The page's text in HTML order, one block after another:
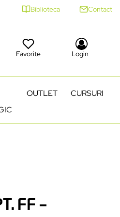
Biblioteca Contact
Favorite Login
OUTLET CURSURI
FF –